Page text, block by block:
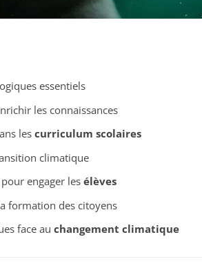
essentiels
les connaissances
les curriculum scolaires
climatique
engager les élèves
formation des citoyens
face au changement climatique